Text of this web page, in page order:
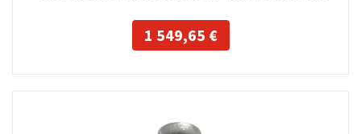
1 549,65 €